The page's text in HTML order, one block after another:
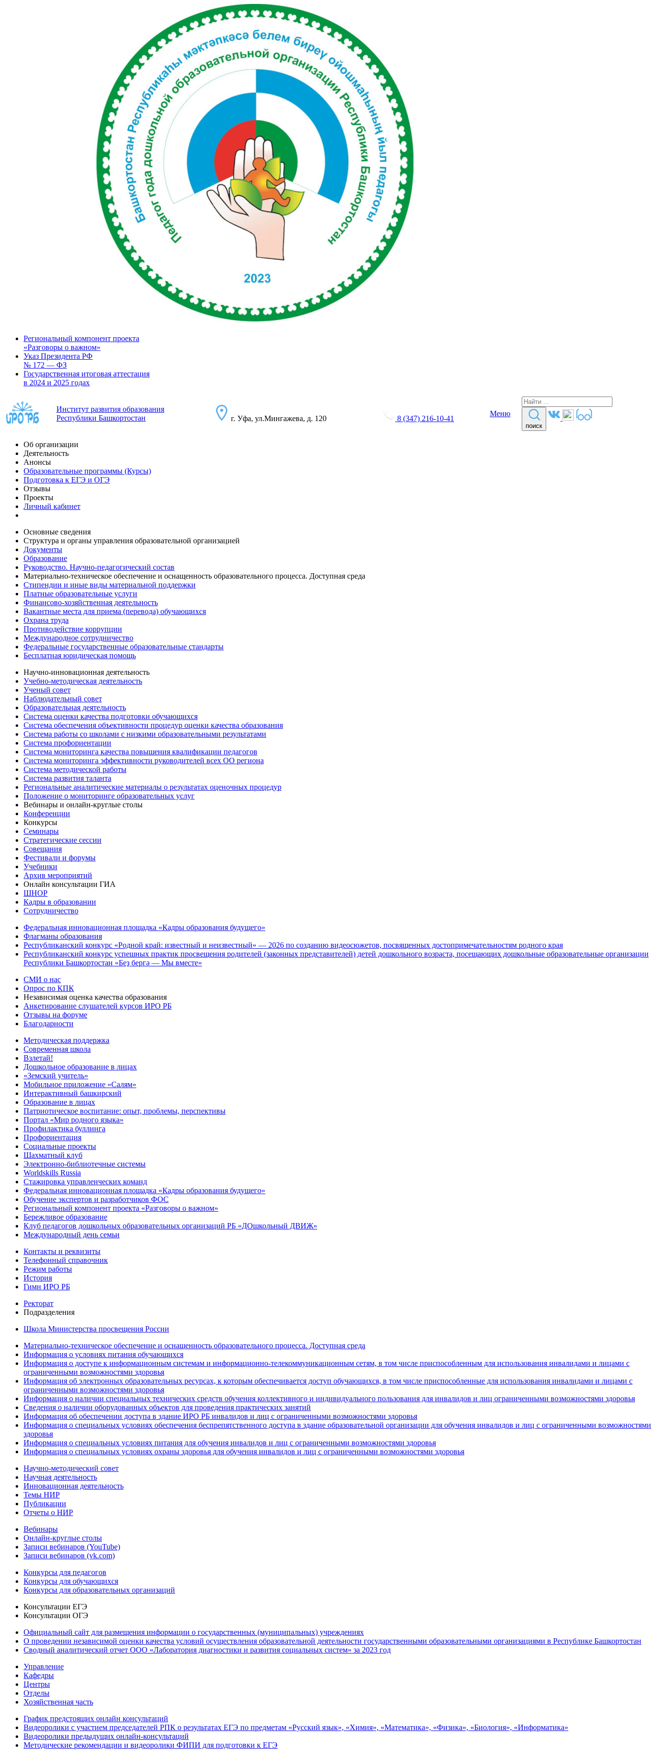
Региональный компонент проекта
«Разговоры о важном»
Указ Президента РФ
№ 172 — ФЗ
Государственная итоговая аттестация
в 2024 и 2025 годах
Институт развития образования
Республики Башкортостан
г. Уфа, ул.Мингажева, д. 120 8 (347) 216-10-41
Меню
поиск
Об организации
Деятельность
Анонсы
Образовательные программы (Курсы)
Подготовка к ЕГЭ и ОГЭ
Отзывы
Проекты
Личный кабинет
Основные сведения
Структура и органы управления образовательной организацией
Документы
Образование
Руководство. Научно-педагогический состав
Материально-техническое обеспечение и оснащенность образовательного процесса. Доступная среда
Стипендии и иные виды материальной поддержки
Платные образовательные услуги
Финансово-хозяйственная деятельность
Вакантные места для приема (перевода) обучающихся
Охрана труда
Противодействие коррупции
Международное сотрудничество
Федеральные государственные образовательные стандарты
Бесплатная юридическая помощь
Научно-инновационная деятельность
Учебно-методическая деятельность
Ученый совет
Наблюдательный совет
Образовательная деятельность
Система оценки качества подготовки обучающихся
Система обеспечения объективности процедур оценки качества образования
Система работы со школами с низкими образовательными результатами
Система профориентации
Система мониторинга качества повышения квалификации педагогов
Система мониторинга эффективности руководителей всех ОО региона
Система методической работы
Система развития таланта
Региональные аналитические материалы о результатах оценочных процедур
Положение о мониторинге образовательных услуг
Вебинары и онлайн-круглые столы
Конференции
Конкурсы
Семинары
Стратегические сессии
Совещания
Фестивали и форумы
Учебники
Архив мероприятий
Онлайн консультации ГИА
ШНОР
Кадры в образовании
Сотрудничество
Федеральная инновационная площадка «Кадры образования будущего»
Флагманы образования
Республиканский конкурс «Родной край: известный и неизвестный» — 2026 по созданию видеосюжетов, посвященных достопримечательностям родного края
Республиканский конкурс успешных практик просвещения родителей (законных представителей) детей дошкольного возраста, посещающих дошкольные образовательные организации
Республики Башкортостан «Беҙ бергә — Мы вместе»
СМИ о нас
Опрос по КПК
Независимая оценка качества образования
Анкетирование слушателей курсов ИРО РБ
Отзывы на форуме
Благодарности
Методическая поддержка
Современная школа
Взлетай!
Дошкольное образование в лицах
«Земский учитель»
Мобильное приложение «Салям»
Интерактивный башкирский
Образование в лицах
Патриотическое воспитание: опыт, проблемы, перспективы
Портал «Мир родного языка»
Профилактика буллинга
Профориентация
Социальные проекты
Шахматный клуб
Электронно-библиотечные системы
Worldskills Russia
Стажировка управленческих команд
Федеральная инновационная площадка «Кадры образования будущего»
Обучение экспертов и разработчиков ФОС
Региональный компонент проекта «Разговоры о важном»
Бережливое образование
Клуб педагогов дошкольных образовательных организаций РБ «ДОшкольный ДВИЖ»
Международный день семьи
Контакты и реквизиты
Телефонный справочник
Режим работы
История
Гимн ИРО РБ
Ректорат
Подразделения
Школа Министерства просвещения России
Материально-техническое обеспечение и оснащенность образовательного процесса. Доступная среда
Информация о условиях питания обучающихся
Информация о доступе к информационным системам и информационно-телекоммуникационным сетям, в том числе приспособленным для использования инвалидами и лицами с
ограниченными возможностями здоровья
Информация об электронных образовательных ресурсах, к которым обеспечивается доступ обучающихся, в том числе приспособленные для использования инвалидами и лицами с
ограниченными возможностями здоровья
Информация о наличии специальных технических средств обучения коллективного и индивидуального пользования для инвалидов и лиц ограниченными возможностями здоровья
Сведения о наличии оборудованных объектов для проведения практических занятий
Информация об обеспечении доступа в здание ИРО РБ инвалидов и лиц с ограниченными возможностями здоровья
Информация о специальных условиях обеспечения беспрепятственного доступа в здание образовательной организации для обучения инвалидов и лиц с ограниченными возможностями
здоровья
Информация о специальных условиях питания для обучения инвалидов и лиц с ограниченными возможностями здоровья
Информация о специальных условиях охраны здоровья для обучения инвалидов и лиц с ограниченными возможностями здоровья
Научно-методический совет
Научная деятельность
Инновационная деятельность
Темы НИР
Публикации
Отчеты о НИР
Вебинары
Онлайн-круглые столы
Записи вебинаров (YouTube)
Записи вебинаров (vk.com)
Конкурсы для педагогов
Конкурсы для обучающихся
Конкурсы для образовательных организаций
Консультации ЕГЭ
Консультации ОГЭ
Официальный сайт для размещения информации о государственных (муниципальных) учреждениях
О проведении независимой оценки качества условий осуществления образовательной деятельности государственными образовательными организациями в Республике Башкортостан
Сводный аналитический отчет ООО «Лаборатория диагностики и развития социальных систем» за 2023 год
Управление
Кафедры
Центры
Отделы
Хозяйственная часть
График предстоящих онлайн консультаций
Видеоролики с участием председателей РПК о результатах ЕГЭ по предметам «Русский язык», «Химия», «Математика», «Физика», «Биология», «Информатика»
Видеоролики предыдущих онлайн-консультаций
Методические рекомендации и видеоролики ФИПИ для подготовки к ЕГЭ